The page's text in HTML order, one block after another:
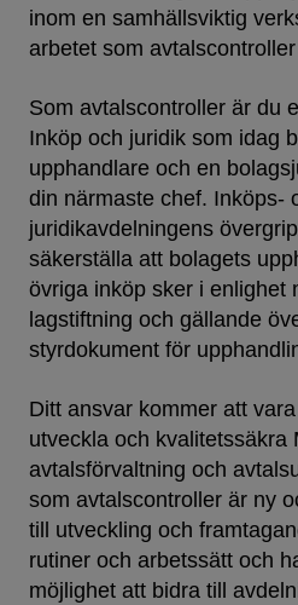
inom en samhällsviktig
arbetet som
Som avtalscontroller är du
Inköp och juridik som idag
upphandlare och en
din närmaste chef. Inköps-
juridikavdelningens
säkerställa att bolagets
övriga inköp sker i enlighet
lagstiftning och gällande
styrdokument för
Ditt ansvar kommer att
utveckla och kvalitetssäkra
avtalsförvaltning och
som avtalscontroller är ny
till utveckling och
rutiner och arbetssätt och
möjlighet att bidra till